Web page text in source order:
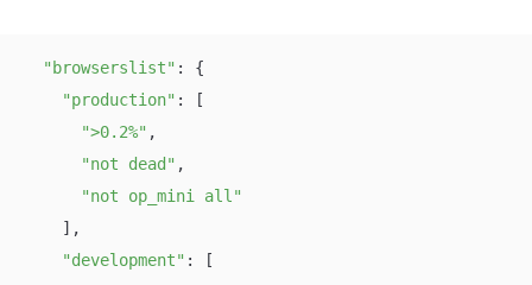
"browserslist" : {
"production" : [
">0.2%" ,
"not dead" ,
"not op_mini all"
    ],
"development" : [